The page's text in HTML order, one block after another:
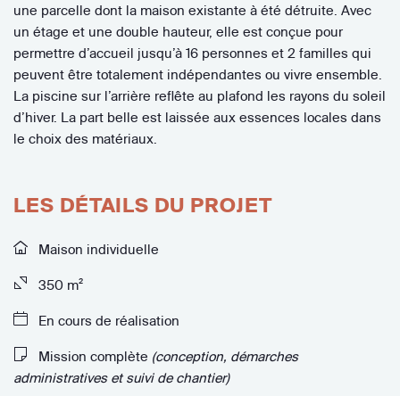
une parcelle dont la maison existante à été détruite. Avec
un étage et une double hauteur, elle est conçue pour
permettre d’accueil jusqu’à 16 personnes et 2 familles qui
peuvent être totalement indépendantes ou vivre ensemble.
La piscine sur l’arrière reflête au plafond les rayons du soleil
d’hiver. La part belle est laissée aux essences locales dans
le choix des matériaux.
LES DÉTAILS DU PROJET
Maison individuelle
350 m²
En cours de réalisation
Mission complète (conception, démarches
administratives et suivi de chantier)